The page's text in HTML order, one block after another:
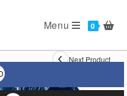
0
Menu
Next Product